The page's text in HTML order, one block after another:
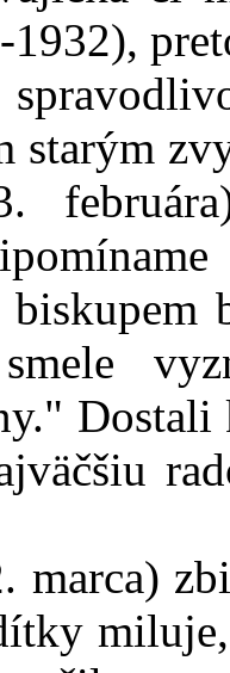
Dostali
marca)